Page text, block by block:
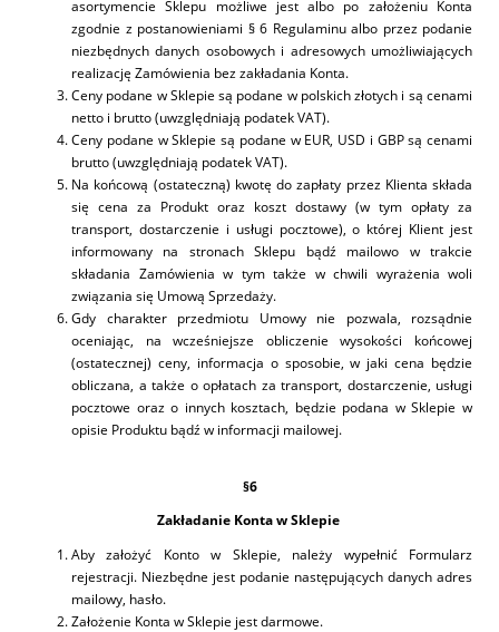
asortymencie Sklepu możliwe jest albo po założeniu Konta
zgodnie z postanowieniami § 6 Regulaminu albo przez podanie
niezbędnych danych osobowych i adresowych umożliwiających
realizację Zamówienia bez zakładania Konta.
Ceny podane w Sklepie są podane w polskich złotych i są cenami
netto i brutto (uwzględniają podatek VAT).
Ceny podane w Sklepie są podane w EUR, USD i GBP są cenami
brutto (uwzględniają podatek VAT).
Na końcową (ostateczną) kwotę do zapłaty przez Klienta składa
się cena za Produkt oraz koszt dostawy (w tym opłaty za
transport, dostarczenie i usługi pocztowe), o której Klient jest
informowany na stronach Sklepu bądź mailowo w trakcie
składania Zamówienia w tym także w chwili wyrażenia woli
związania się Umową Sprzedaży.
Gdy charakter przedmiotu Umowy nie pozwala, rozsądnie
oceniając, na wcześniejsze obliczenie wysokości końcowej
(ostatecznej) ceny, informacja o sposobie, w jaki cena będzie
obliczana, a także o opłatach za transport, dostarczenie, usługi
pocztowe oraz o innych kosztach, będzie podana w Sklepie w
opisie Produktu bądź w informacji mailowej.
§6
Zakładanie Konta w Sklepie
Aby założyć Konto w Sklepie, należy wypełnić Formularz
rejestracji. Niezbędne jest podanie następujących danych adres
mailowy, hasło.
Założenie Konta w Sklepie jest darmowe.